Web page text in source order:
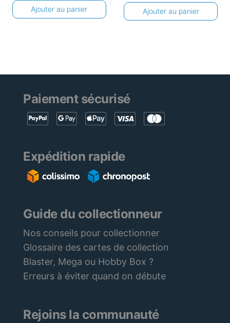
Ajouter au panier Ajouter au panier
Paiement sécurisé
Expédition rapide
Guide du collectionneur
Nos conseils pour collectionner
Glossaire des cartes de collection
Blaster, Mega ou Hobby Box ?
Erreurs à éviter quand on débute
Rejoins la communauté